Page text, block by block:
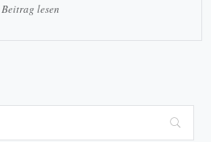
Beitrag lesen